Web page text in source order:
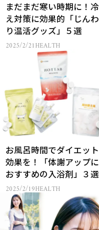
まだまだ寒い時期に！冷
え対策に効果的「じんわ
り温活グッズ」５選
2025/2/21HEALTH
お風呂時間でダイエット
効果を！「体謝アップに
おすすめの入浴剤」３選
2025/2/19HEALTH